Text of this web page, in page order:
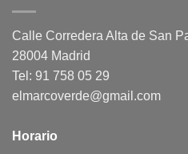
Calle Corredera Alta de San
28004 Madrid
Tel: 91 758 05 29
elmarcoverde@gmail.com
Horario